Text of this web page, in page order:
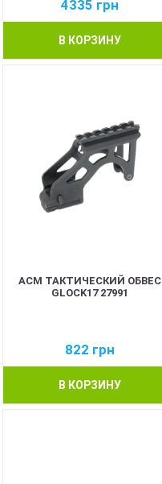
4335 грн
В КОРЗИНУ
ACM ТАКТИЧЕСКИЙ ОБВЕС
GLOCK17 27991
822 грн
В КОРЗИНУ